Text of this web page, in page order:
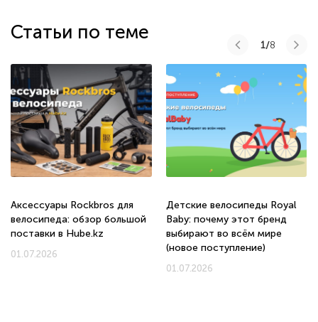
Статьи по теме
Аксессуары Rockbros для
велосипеда: обзор большой
поставки в Hube.kz
01.07.2026
Детские велосипеды Royal
Baby: почему этот бренд
выбирают во всём мире
(новое поступление)
01.07.2026
1/8